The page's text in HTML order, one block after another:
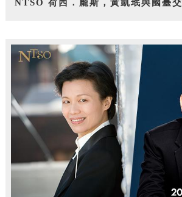
NTSO 荷西．龐斯，黃凱珉與國臺交